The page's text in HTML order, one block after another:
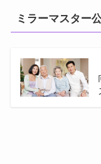
ミラーマスター